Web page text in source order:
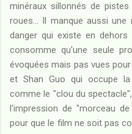
minéraux sillonnés de
roues... Il manque aussi une
danger qui existe en
consomme qu'une seule
évoquées mais pas vues
et Shan Guo qui occupe
comme le "clou du
l'impression de "morceau
pour que le film ne soit pas